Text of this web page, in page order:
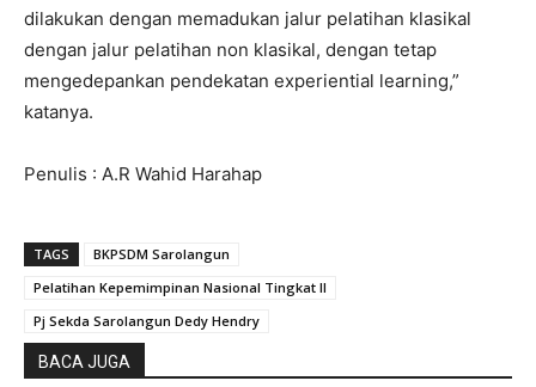
dilakukan dengan memadukan jalur pelatihan klasikal
dengan jalur pelatihan non klasikal, dengan tetap
mengedepankan pendekatan experiential learning,”
katanya.
Penulis : A.R Wahid Harahap
TAGS
BKPSDM Sarolangun
Pelatihan Kepemimpinan Nasional Tingkat II
Pj Sekda Sarolangun Dedy Hendry
BACA JUGA